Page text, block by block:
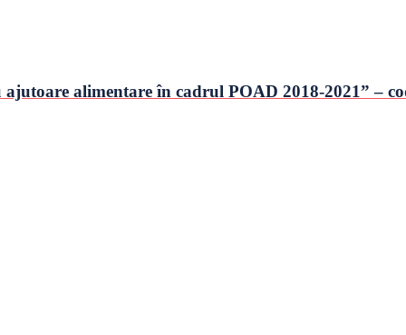
alimentare în cadrul POAD 2018-2021” –